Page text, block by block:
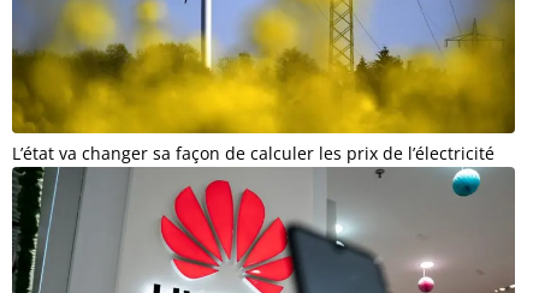
L’état va changer sa façon de calculer les prix de l’électricité